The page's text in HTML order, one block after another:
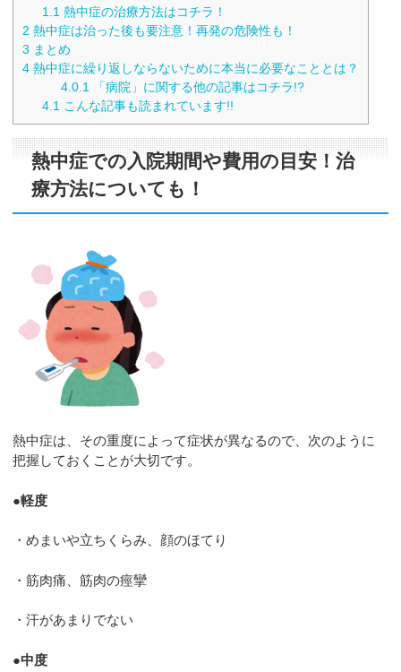
1.1 熱中症の治療方法はコチラ！
2 熱中症は治った後も要注意！再発の危険性も！
3 まとめ
4 熱中症に繰り返しならないために本当に必要なこととは？
4.0.1
「病院」に関する他の記事はコチラ!?
4.1 こんな記事も読まれています!!
熱中症での入院期間や費用の目安！治
療方法についても！
熱中症は、その重度によって症状が異なるので、次のように
把握しておくことが大切です。
●軽度
・めまいや立ちくらみ、顔のほてり
・筋肉痛、筋肉の痙攣
・汗があまりでない
●中度